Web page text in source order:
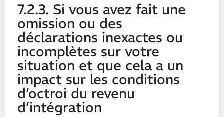
7.2.3. Si vous avez fait une
omission ou des
déclarations inexactes ou
incomplètes sur votre
situation et que cela a un
impact sur les conditions
d’octroi du revenu
d’intégration